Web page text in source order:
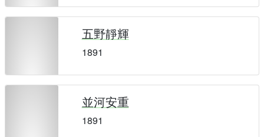
五野靜輝
1891
並河安重
1891